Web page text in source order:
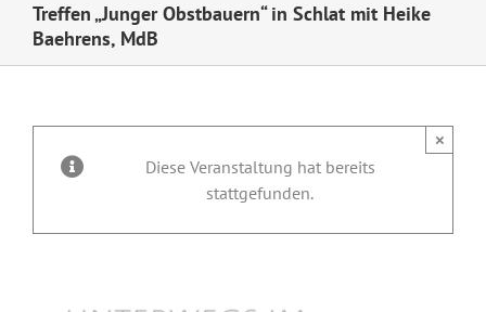
Treffen „Junger Obstbauern“ in Schlat mit Heike
Baehrens, MdB
Diese Veranstaltung hat bereits
stattgefunden.
×